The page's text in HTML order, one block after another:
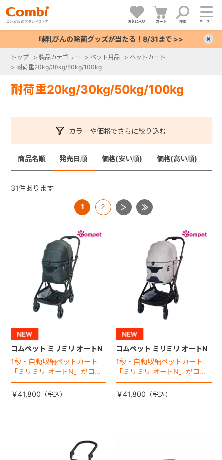
お気に入り カート 検索 メニュー
哺乳びんの除菌グッズが当たる！8/31まで >>
トップ > 製品カテゴリー > ペット用品 > ペットカート
> 耐荷重20kg/30kg/50kg/100kg
耐荷重20kg/30kg/50kg/100kg
カラーや価格でさらに絞り込む
商品名順 発売日順 価格(安い順) 価格(高い順)
31件あります
1 2
コムペット ミリミリ オートN
1秒・自動収納ペットカート
「ミリミリ オートN」がコム
ペットから登場！
￥41,800
コムペット ミリミリ オートN
1秒・自動収納ペットカート
「ミリミリ オートN」がコム
ペットから登場！
￥41,800